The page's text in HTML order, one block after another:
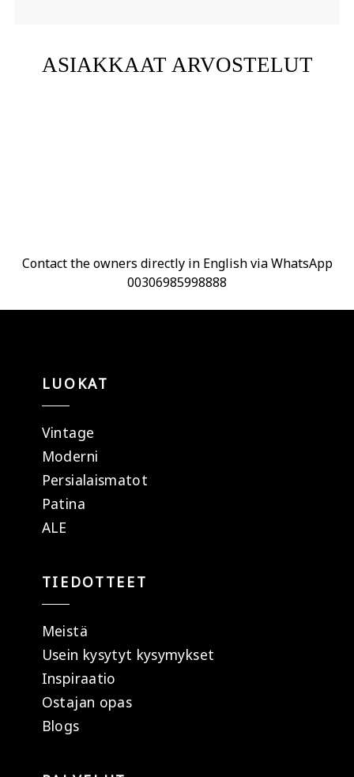
ASIAKKAAT ARVOSTELUT
Contact the owners directly in English via WhatsApp
00306985998888
LUOKAT
Vintage
Moderni
Persialaismatot
Patina
ALE
TIEDOTTEET
Meistä
Usein kysytyt kysymykset
Inspiraatio
Ostajan opas
Blogs